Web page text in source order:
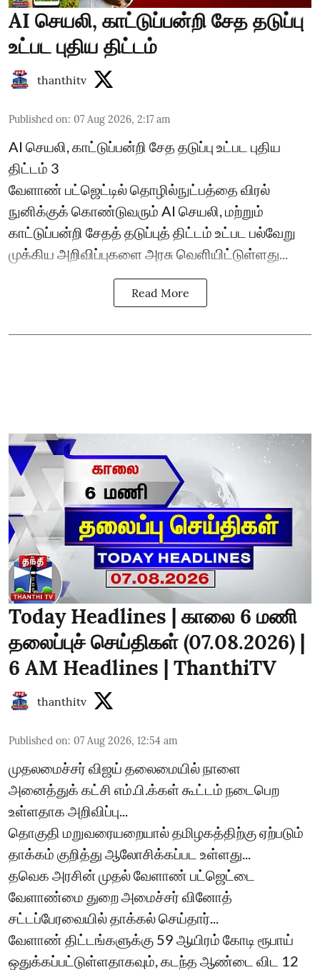
AI செயலி, காட்டுப்பன்றி சேத தடுப்பு
உட்பட புதிய திட்டம்
thanthitv
Published on: 07 Aug 2026, 2:17 am
AI செயலி, காட்டுப்பன்றி சேத தடுப்பு உட்பட புதிய
திட்டம் 3
வேளாண் பட்ஜெட்டில் தொழில்நுட்பத்தை விரல்
நுனிக்குக் கொண்டுவரும் AI செயலி, மற்றும்
காட்டுப்பன்றி சேதத் தடுப்புத் திட்டம் உட்பட பல்வேறு
முக்கிய அறிவிப்புகளை அரசு வெளியிட்டுள்ளது...
Read More
Today Headlines | காலை 6 மணி
தலைப்புச் செய்திகள் (07.08.2026) |
6 AM Headlines | ThanthiTV
thanthitv
Published on: 07 Aug 2026, 12:54 am
முதலமைச்சர் விஜய் தலைமையில் நாளை
அனைத்துக் கட்சி எம்.பி.க்கள் கூட்டம் நடைபெற
உள்ளதாக அறிவிப்பு...
தொகுதி மறுவரையறையால் தமிழகத்திற்கு ஏற்படும்
தாக்கம் குறித்து ஆலோசிக்கப்பட உள்ளது...
தவெக அரசின் முதல் வேளாண் பட்ஜெட்டை
வேளாண்மை துறை அமைச்சர் வினோத்
சட்டப்பேரவையில் தாக்கல் செய்தார்...
வேளாண் திட்டங்களுக்கு 59 ஆயிரம் கோடி ரூபாய்
ஒதுக்கப்பட்டுள்ளதாகவும், கடந்த ஆண்டை விட 12